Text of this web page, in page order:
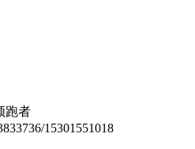
跑者
15301551018